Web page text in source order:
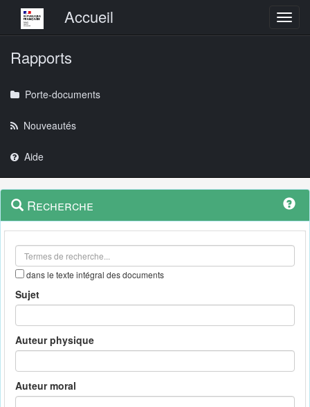
Menu principalAccueil
Rapports
Porte-documents
Nouveautés
Aide
Navigation
outils
Menu
contextuel
Recherche
dans le texte intégral des documents
Sujet
Auteur physique
Auteur moral